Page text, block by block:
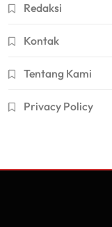
Redaksi
Kontak
Tentang Kami
Privacy Policy